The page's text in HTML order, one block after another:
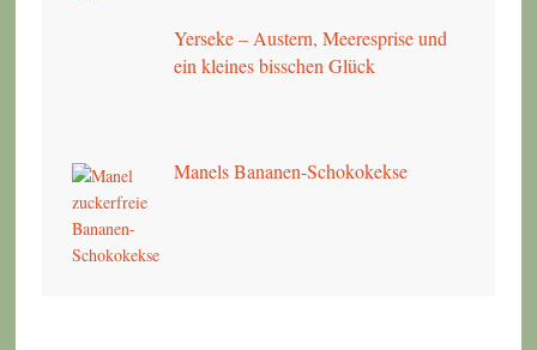
Yerseke – Austern, Meeresprise und
ein kleines bisschen Glück
Manels Bananen-Schokokekse